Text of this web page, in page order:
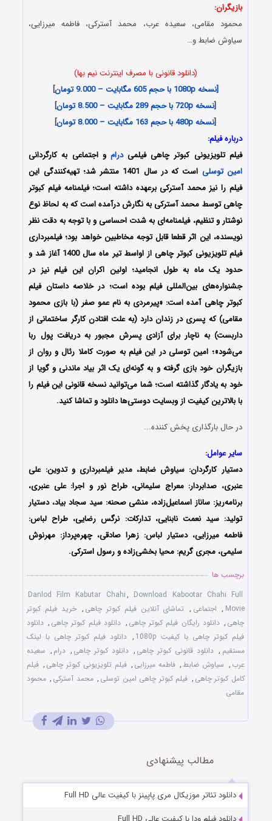
بازیگران:
محمود مقامی، سعیده عرب، محمد آسترکی، فاطمه میرزایی،
سیاوش ضابط و…
(دانلود قانونی با مصرف اینترنت نیم بها)
[نسخه 1080p با حجم 605 مگابایت – 9.000 تومان
]
[نسخه 720p با حجم 289 مگابایت – 8.500 تومان
]
[نسخه 480p با حجم 163 مگابایت – 8.000 تومان
]
درباره فیلم:
فیلم تلویزیونی کبوتر چاهی فیلمیدرام و اجتماعی به کارگردانی
امین توسلی
است که در سال 1401 منتشر شد؛ تهیه‌کنندگی این
فیلم را نیز محمد آسترکی برعهده داشته است؛ فیلمنامه فیلم کبوتر
چاهی توسط محمد آسترکی به نگارش درآمده است که به لحاظ نوع
نوشتار و تنظیم، فیلمنامه‌ای به شدت احساسی و با توجه به دقت نظر
نویسنده، این اثر قطعا قابل توجه مخاطبین خواهد بود؛ فیلمبرداری
فیلم تلویزیونی کبوتر چاهی از اواسط تیر ماه سال 1400 آغاز شد و
حدود یک ماه به طول انجامید؛ اولین اکران این فیلم نیز در
جشنواره‌های بین‌المللی فیلم بوده است؛ در خلاصه داستان فیلم
کبوتر چاهی آمده است: «پیرمردی به نام عمو صفر (با بازی محمود
مقامی) که پسری در زندان دارد (به علت افتادن کارگر ساختمانی از
داربست) به ناچار برای آزادی پسرش مجبور به دریافت پول ربا
می‌شود»؛ امین توسلی در این فیلم به صورت کاملا رئال و روان از
بازیگران خود بازی گرفته و به گونه‌ای یک اثر بیاد ماندنی و گویا از
خود به یادگار گذاشته است؛ شما می‌توانید نسخه قانونی این فیلم را
با بالاترین کیفیت از وبسایت دوستی‌ها دانلود و تماشا کنید.
در حال بارگذاری پخش کننده...
سایر عوامل:
دستیار کارگردان: سیاوش ضابط، مدیر فیلمبرداری و تدوین: علی
عنبری، صدابردار: معراج سلیمانی، طراح نور و اجرا: علی عنبری،
برنامه‌ریز: ساناز اسماعیل‌زاده، منشی صحنه: سید سجاد بیاد، دستیار
تولید: سید نعمت نابنایی، تدارکات: نرگس رضایی، طراح لباس:
فاطمه میرزایی، دستیار لباس: زهرا صادقی، چهره‌پرداز: مهرنوش
سلیمی، مجری گریم: محیا بخشی‌زاده و رسول استرکی.
برچسب ها
Danlod Film Kabutar Chahi, Download Kabootar Chahi Full
Movie
, اجتماعی , تماشای آنلاین فیلم کبوتر چاهی , خرید فیلم کبوتر
چاهی , دانلود رایگان فیلم کبوتر چاهی , دانلود فیلم کبوتر چاهی , دانلود
فیلم کبوتر چاهی با کیفیت 1080p
, دانلود فیلم کبوتر چاهی با لینک
مستقیم , دانلود قانونی کبوتر چاهی , دانلود کبوتر چاهی , درام , سعیده
عرب , سیاوش ضابط, فاطمه میرزایی , فیلم تلویزیونی کبوتر چاهی , فیلم
کامل کبوتر چاهی , فیلم کبوتر چاهی امین توسلی , محمد آسترکی , محمود
مقامی
مطالب پیشنهادی
دانلود تئاتر موزیکال مری پاپینز با کیفیت عالی Full HD